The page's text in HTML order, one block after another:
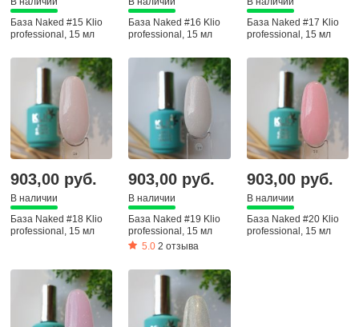
База Naked #15 Klio
professional, 15 мл
База Naked #16 Klio
professional, 15 мл
База Naked #17 Klio
professional, 15 мл
903,00 руб.
В наличии
База Naked #18 Klio
professional, 15 мл
903,00 руб.
В наличии
База Naked #19 Klio
professional, 15 мл
5.0 2 отзыва
903,00 руб.
В наличии
База Naked #20 Klio
professional, 15 мл